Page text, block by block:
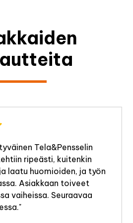
Tela&Pensselin
ripeästi, kuitenkin
laatu huomioiden, ja työn
Asiakkaan toiveet
vaiheissa. Seuraavaa